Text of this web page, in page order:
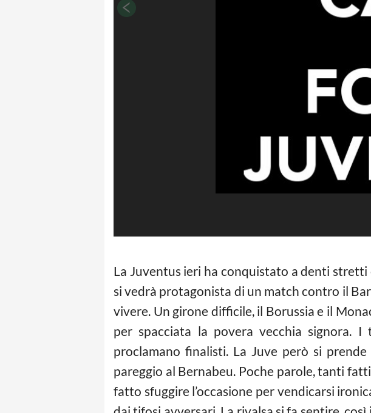
La Juventus ieri ha conquistato a denti
si vedrà protagonista di un match contro il
vivere. Un girone difficile, il Borussia e il
per spacciata la povera vecchia signora.
proclamano finalisti. La Juve però si
pareggio al Bernabeu. Poche parole, tanti
fatto sfuggire l’occasione per vendicarsi